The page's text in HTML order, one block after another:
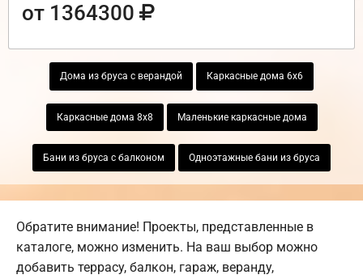
от 1364300
Дома из бруса с верандой Каркасные дома 6х6
Каркасные дома 8х8 Маленькие каркасные дома
Бани из бруса с балконом Одноэтажные бани из бруса
Обратите внимание! Проекты, представленные в
каталоге, можно изменить. На ваш выбор можно
добавить террасу, балкон, гараж, веранду,